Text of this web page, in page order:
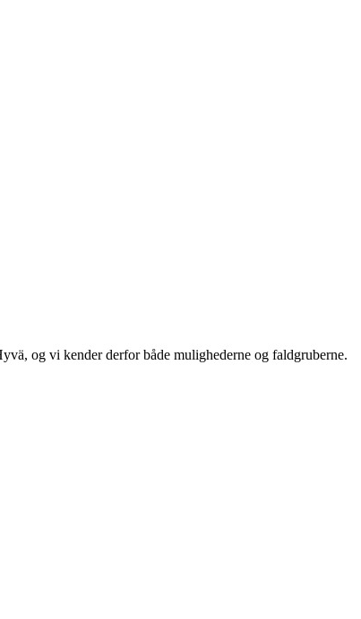
og vi kender derfor både mulighederne og faldgruberne.